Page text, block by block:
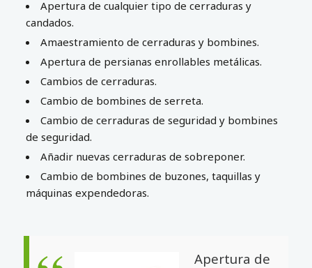
Apertura de cualquier tipo de cerraduras y
candados.
Amaestramiento de cerraduras y bombines.
Apertura de persianas enrollables metálicas.
Cambios de cerraduras.
Cambio de bombines de serreta.
Cambio de cerraduras de seguridad y bombines
de seguridad.
Añadir nuevas cerraduras de sobreponer.
Cambio de bombines de buzones, taquillas y
máquinas expendedoras.
Apertura de